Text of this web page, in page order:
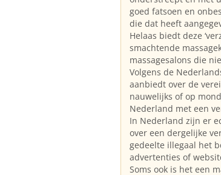
goed fatsoen en
die dat heeft
Helaas biedt deze
smachtende
massagesalons die
Volgens de
aanbiedt over de
nauwelijks of op
Nederland met een
In Nederland zijn er
over een dergelijke
gedeelte illegaal het
advertenties of
Soms ook is het een